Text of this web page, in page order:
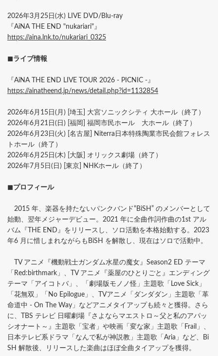
2026年3月25日(水) LIVE DVD/Blu-ray
『AiNA THE END "nukariari"』
https://aina.lnk.to/nukariari_0325
◼︎ライブ情報
『AiNA THE END LIVE TOUR 2026 - PICNIC -』
https://ainatheend.jp/news/detail.php?id=1132854
2026年6月15日(月) [埼玉] 大宮ソニックシティ 大ホール（終了）
2026年6月21日(日) [福岡] 福岡市民ホール 大ホール（終了）
2026年6月23日(火) [名古屋] Niterra日本特殊陶業市民会館フォレス
トホール（終了）
2026年6月25日(木) [大阪] オリックス劇場（終了）
2026年7月5日(日) [東京] NHKホール（終了）
◼︎︎プロフィール
2015 年、楽器を持たないパンクバンド“BiSH” のメンバーとして
始動、翌年メジャーデビュー。2021 年に全曲作詞作曲の1st アル
バム『THE END』をリリースし、ソロ活動を本格始動する。2023
年6 月に惜しまれながらもBiSH を解散し、現在はソロで活動中。
TV アニメ『機動戦士ガンダム水星の魔女』Season2 ED テーマ
「Red:birthmark」、TV アニメ『薬屋のひとりごと』エンディング
テーマ「アイコトバ」、「劇場版モノノ怪」主題歌「Love Sick」
「花無双」「No Epilogue」、TVアニメ「ダンダダン」主題歌「革
命道中 - On The Way」などアニメタイアップも続々と獲得。さら
に、TBS テレビ 日曜劇場『さよならマエストロ～父と私のアパッ
シオナート～』主題歌「宝者」や映画「変な家」主題歌「Frail」、
日本テレビ系ドラマ「なんで私が神説教」主題歌「Aria」など、Bi
SH 解散後、リリースした楽曲はほぼ全曲タイアップを獲得。